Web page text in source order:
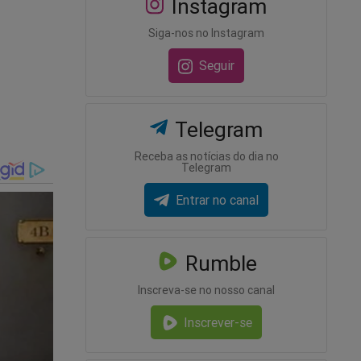
–
Instagram
Siga-nos no Instagram
Seguir
Telegram
Receba as notícias do dia no
Telegram
Entrar no canal
Rumble
Inscreva-se no nosso canal
Inscrever-se